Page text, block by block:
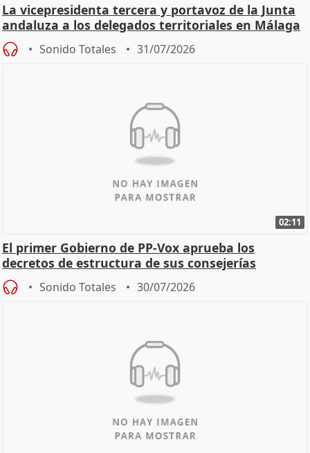
La vicepresidenta tercera y portavoz de la Junta
andaluza a los delegados territoriales en Málaga
Sonido Totales 31/07/2026
02:11
El primer Gobierno de PP-Vox aprueba los
decretos de estructura de sus consejerías
Sonido Totales 30/07/2026